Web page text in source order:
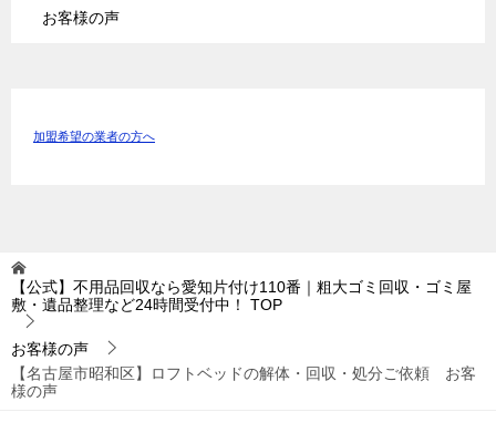
お客様の声
加盟希望の業者の方へ
【公式】不用品回収なら愛知片付け110番｜粗大ゴミ回収・ゴミ屋
敷・遺品整理など24時間受付中！
TOP
お客様の声
【名古屋市昭和区】ロフトベッドの解体・回収・処分ご依頼 お客
様の声